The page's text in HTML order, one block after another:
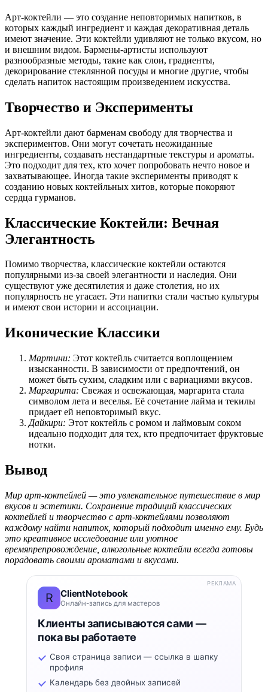
Арт-коктейли — это создание неповторимых напитков, в
которых каждый ингредиент и каждая декоративная деталь
имеют значение. Эти коктейли удивляют не только вкусом, но
и внешним видом. Бармены-артисты используют
разнообразные методы, такие как слои, градиенты,
декорирование стеклянной посуды и многие другие, чтобы
сделать напиток настоящим произведением искусства.
Творчество и Эксперименты
Арт-коктейли дают барменам свободу для творчества и
экспериментов. Они могут сочетать неожиданные
ингредиенты, создавать нестандартные текстуры и ароматы.
Это подходит для тех, кто хочет попробовать нечто новое и
захватывающее. Иногда такие эксперименты приводят к
созданию новых коктейльных хитов, которые покоряют
сердца гурманов.
Классические Коктейли: Вечная
Элегантность
Помимо творчества, классические коктейли остаются
популярными из-за своей элегантности и наследия. Они
существуют уже десятилетия и даже столетия, но их
популярность не угасает. Эти напитки стали частью культуры
и имеют свои истории и ассоциации.
Иконические Классики
Мартини: Этот коктейль считается воплощением
изысканности. В зависимости от предпочтений, он
может быть сухим, сладким или с вариациями вкусов.
Маргарита: Свежая и освежающая, маргарита стала
символом лета и веселья. Её сочетание лайма и текилы
придает ей неповторимый вкус.
Дайкири: Этот коктейль с ромом и лаймовым соком
идеально подходит для тех, кто предпочитает фруктовые
нотки.
Вывод
Мир арт-коктейлей — это увлекательное путешествие в мир
вкусов и эстетики. Сохранение традиций классических
коктейлей и творчество с арт-коктейлями позволяют
каждому найти напиток, который подходит именно ему. Будь
это креативное исследование или уютное
времяпрепровождение, алкогольные коктейли всегда готовы
порадовать своими ароматами и вкусами.
R ClientNotebook
Онлайн-запись для мастеров
Клиенты записываются сами —
пока вы работаете
Своя страница записи — ссылка в шапку
профиля
Календарь без двойных записей
РЕКЛАМА